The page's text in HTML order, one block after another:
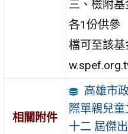
三、檢附
各1份供參
檔可至該
相關附件
高雄市
際單親兒
十二 屆傑